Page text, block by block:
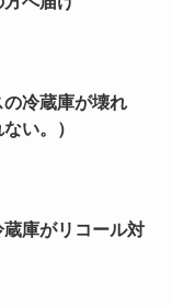
の冷蔵庫が壊れ
い。）
庫がリコール対